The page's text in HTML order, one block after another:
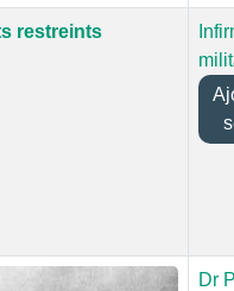
restreints
Dr